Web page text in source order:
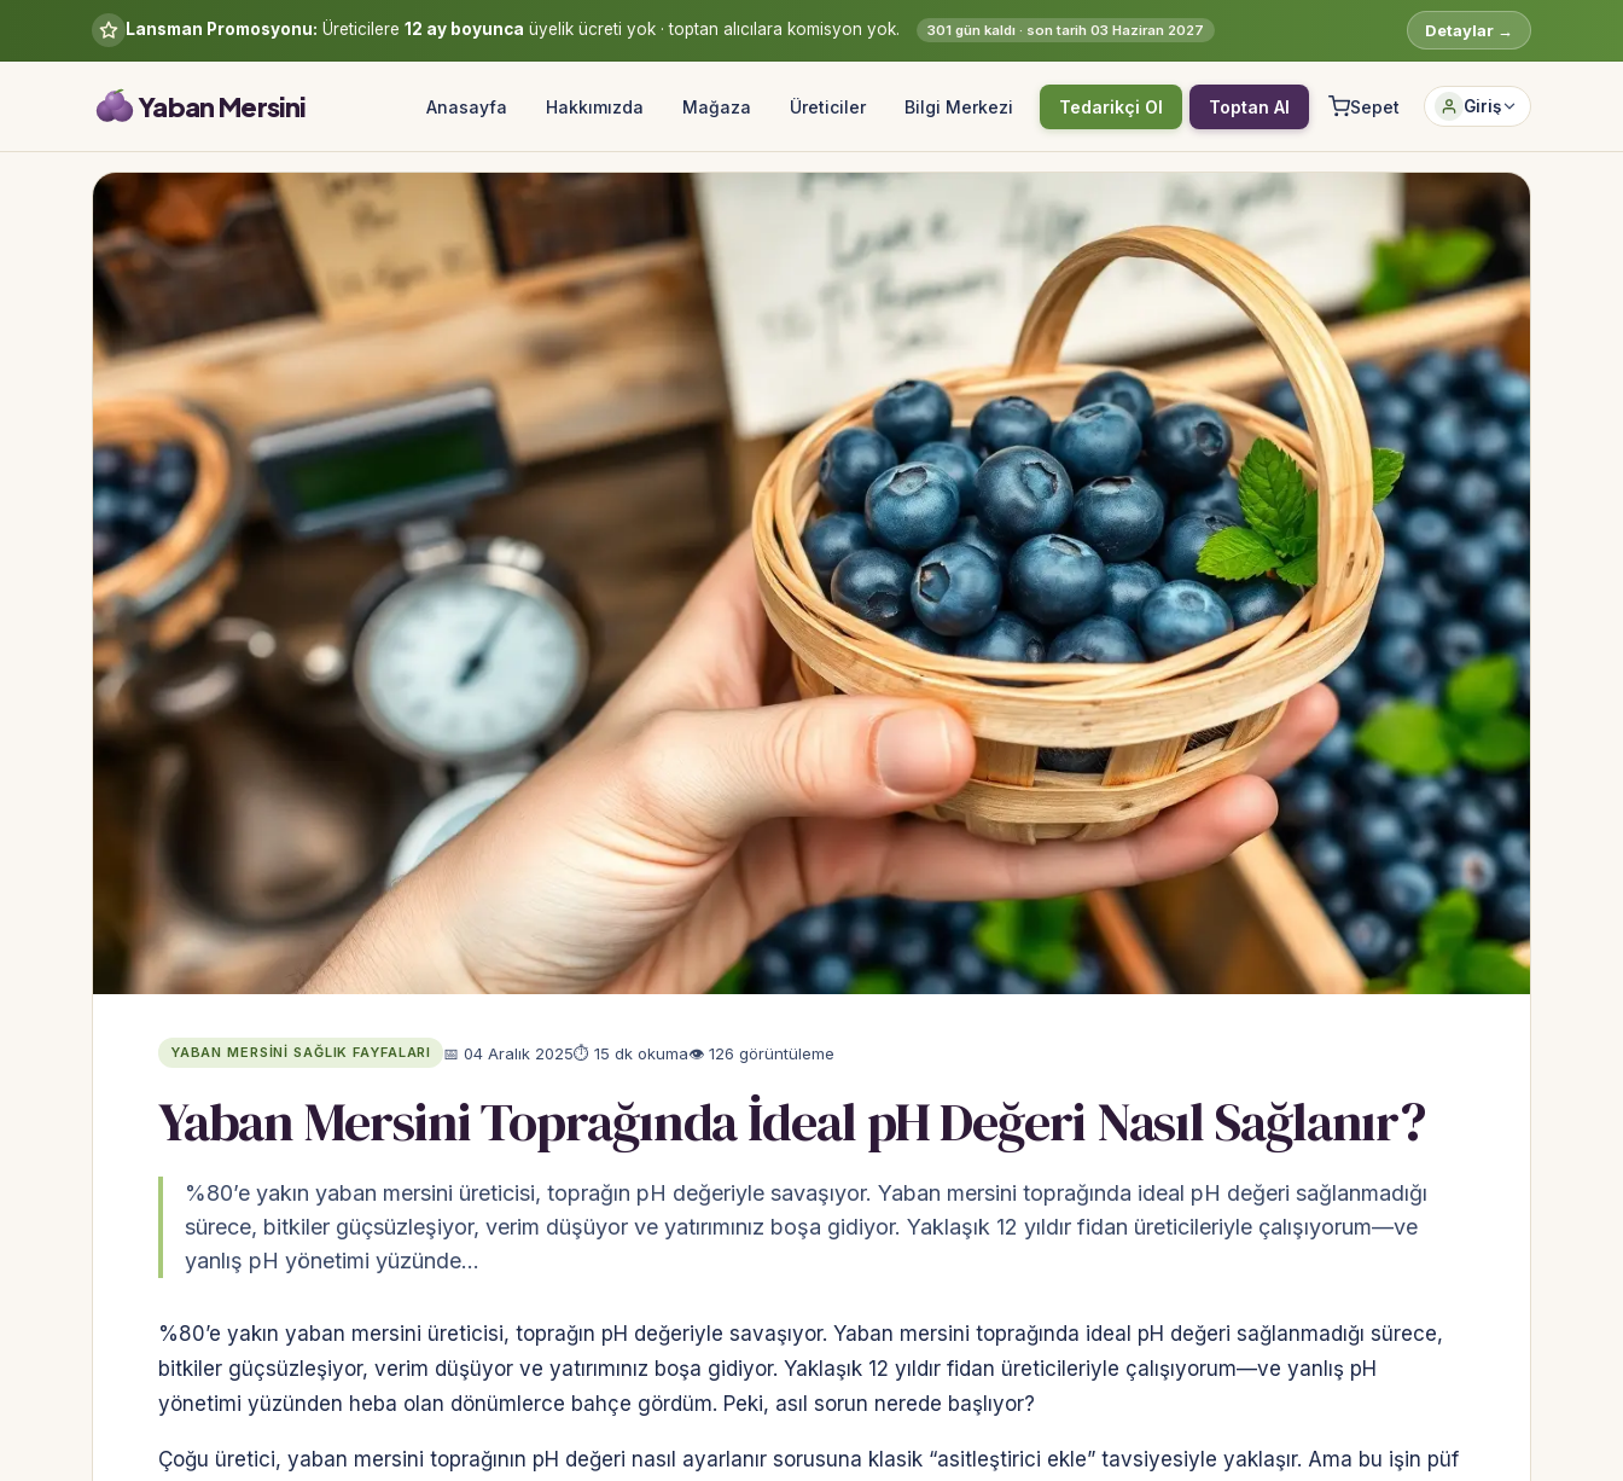
Lansman Promosyonu: Üreticilere 12 ay boyunca üyelik ücreti yok · toptan alıcılara komisyon yok. 301 gün kaldı · son tarih 03 Haziran 2027 Detaylar →
Yaban Mersini Anasayfa Hakkımızda Mağaza Üreticiler Bilgi Merkezi Tedarikçi Ol Toptan Al Sepet Giriş
Hesabına giriş yap
Rolüne uygun panelden devam et.
Bireysel müşteri hesabı
Üretici / çiftçi paneli
B2B alıcı paneli
YABAN MERSINI SAĞLIK FAYFALARI 📅 04 Aralık 2025⏱ 15 dk okuma👁 126 görüntüleme
Yaban Mersini Toprağında İdeal pH Değeri Nasıl Sağlanır?
%80’e yakın yaban mersini üreticisi, toprağın pH değeriyle savaşıyor. Yaban mersini toprağında ideal pH değeri sağlanmadığı
sürece, bitkiler güçsüzleşiyor, verim düşüyor ve yatırımınız boşa gidiyor. Yaklaşık 12 yıldır fidan üreticileriyle çalışıyorum—ve
yanlış pH yönetimi yüzünde…
%80’e yakın yaban mersini üreticisi, toprağın pH değeriyle savaşıyor. Yaban mersini toprağında ideal pH değeri sağlanmadığı sürece,
bitkiler güçsüzleşiyor, verim düşüyor ve yatırımınız boşa gidiyor. Yaklaşık 12 yıldır fidan üreticileriyle çalışıyorum—ve yanlış pH
yönetimi yüzünden heba olan dönümlerce bahçe gördüm. Peki, asıl sorun nerede başlıyor?
Çoğu üretici, yaban mersini toprağının pH değeri nasıl ayarlanır sorusuna klasik “asitleştirici ekle” tavsiyesiyle yaklaşır. Ama bu işin püf